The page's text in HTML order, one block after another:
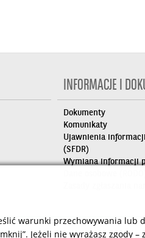
INFORMACJE I
Dokumenty
Komunikaty
Ujawnienia
(SFDR)
Wymiana informacji
warunki przechowywania lub
Jeżeli nie wyrażasz zgody